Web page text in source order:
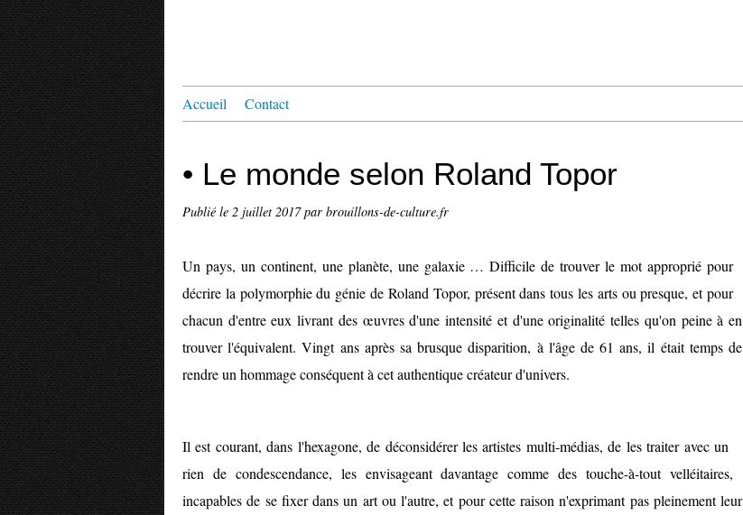
Accueil Contact
• Le monde selon Roland Topor
Publié le 2 juillet 2017par brouillons-de-culture.fr
Un pays, un continent, une planète, une galaxie … Difficile de trouver le mot approprié pour
décrire la polymorphie du génie de Roland Topor, présent dans tous les arts ou presque, et pour
chacun d'entre eux livrant des œuvres d'une intensité et d'une originalité telles qu'on peine à en
trouver l'équivalent. Vingt ans après sa brusque disparition, à l'âge de 61 ans, il était temps de
rendre un hommage conséquent à cet authentique créateur d'univers.
Il est courant, dans l'hexagone, de déconsidérer les artistes multi-médias, de les traiter avec un
rien de condescendance, les envisageant davantage comme des touche-à-tout velléitaires,
incapables de se fixer dans un art ou l'autre, et pour cette raison n'exprimant pas pleinement leur